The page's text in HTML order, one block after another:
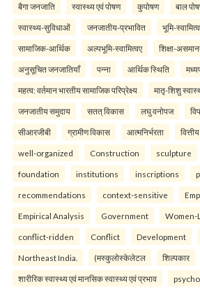
बैगा जनजाति स्वास्थ्य एवं पोषण कुपोषण बाल
स्वास्थ्य-सुविधाओं जनजातीय-प्रभावित भूमि-स्वामित्व
सामाजिक-आर्थिक अल्पभूमि-स्वामित्वए शिक्षा-
अनुसूचित जनजातियाँ पन्ना आर्थिक स्थिति
महत्व: वर्तमान भारतीय सामाजिक परिप्रेक्ष्य मातृ-शिशु
जनजातीय समुदाय सतत् विकास लघु वनोपज
सीआरजीबी ग्रामीण विकास आत्मनिर्भरता
well-organized Construction sculpture
foundation institutions inscriptions
recommendations context-sensitive
Empirical Analysis Government Women-
conflict-ridden Conflict Development
Northeast India. (मस्कुलोस्केलेटल शिल्पकार
शारीरिक स्वास्थ्य एवं मानसिक स्वास्थ्य एवं प्रभाव